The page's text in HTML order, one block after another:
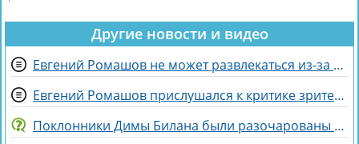
Другие новости и видео
Евгений Ромашов не может развлекаться из-за беременности жены Анастасии
Евгений Ромашов прислушался к критике зрителей Дома 2 и сменил причёску
Поклонники Димы Билана были разочарованы его последним концертом